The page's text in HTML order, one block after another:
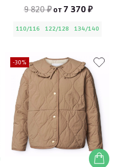
9 820 ₽ от 7 370 ₽
110/116 122/128 134/140
-30%